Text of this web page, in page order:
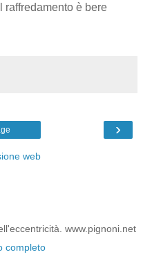
raffredamento è bere
›
web
www.pignoni.net
completo